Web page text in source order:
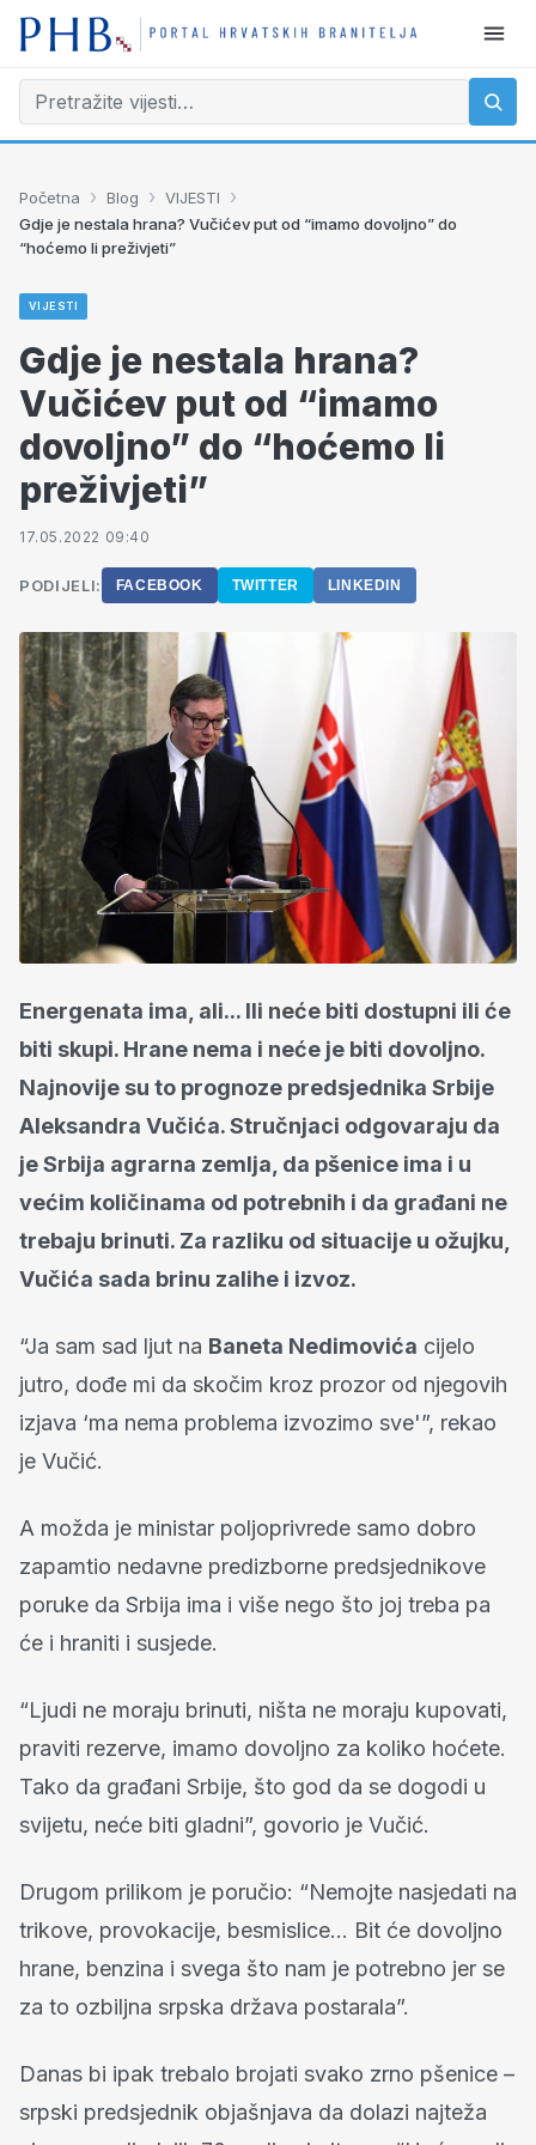
Početna › Blog › VIJESTI ›
Gdje je nestala hrana? Vučićev put od “imamo dovoljno” do
“hoćemo li preživjeti”
VIJESTI
Gdje je nestala hrana?
Vučićev put od “imamo
dovoljno” do “hoćemo li
preživjeti”
17.05.2022 09:40
PODIJELI: FACEBOOK TWITTER LINKEDIN
Energenata ima, ali... Ili neće biti dostupni ili će
biti skupi. Hrane nema i neće je biti dovoljno.
Najnovije su to prognoze predsjednika Srbije
Aleksandra Vučića. Stručnjaci odgovaraju da
je Srbija agrarna zemlja, da pšenice ima i u
većim količinama od potrebnih i da građani ne
trebaju brinuti. Za razliku od situacije u ožujku,
Vučića sada brinu zalihe i izvoz.
“Ja sam sad ljut na Baneta Nedimovića cijelo
jutro, dođe mi da skočim kroz prozor od njegovih
izjava ‘ma nema problema izvozimo sve'”, rekao
je Vučić.
A možda je ministar poljoprivrede samo dobro
zapamtio nedavne predizborne predsjednikove
poruke da Srbija ima i više nego što joj treba pa
će i hraniti i susjede.
“Ljudi ne moraju brinuti, ništa ne moraju kupovati,
praviti rezerve, imamo dovoljno za koliko hoćete.
Tako da građani Srbije, što god da se dogodi u
svijetu, neće biti gladni”, govorio je Vučić.
Drugom prilikom je poručio: “Nemojte nasjedati na
trikove, provokacije, besmislice… Bit će dovoljno
hrane, benzina i svega što nam je potrebno jer se
za to ozbiljna srpska država postarala”.
Danas bi ipak trebalo brojati svako zrno pšenice –
srpski predsjednik objašnjava da dolazi najteža